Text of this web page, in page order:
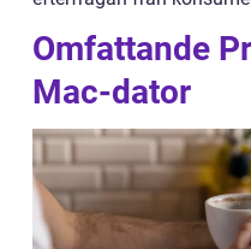
Omfattande
Mac-dator